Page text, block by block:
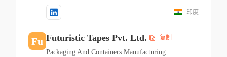
印度
Fu Futuristic Tapes Pvt. Ltd. 复制
Packaging And Containers Manufacturing